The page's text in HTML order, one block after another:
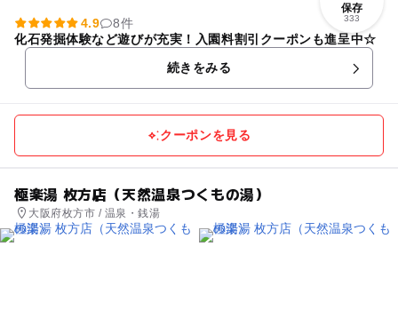
保存
333
4.9
8件
化石発掘体験など遊びが充実！入園料割引クーポンも進呈中☆
続きをみる
クーポンを見る
極楽湯 枚方店（天然温泉つくもの湯）
大阪府枚方市 / 温泉・銭湯